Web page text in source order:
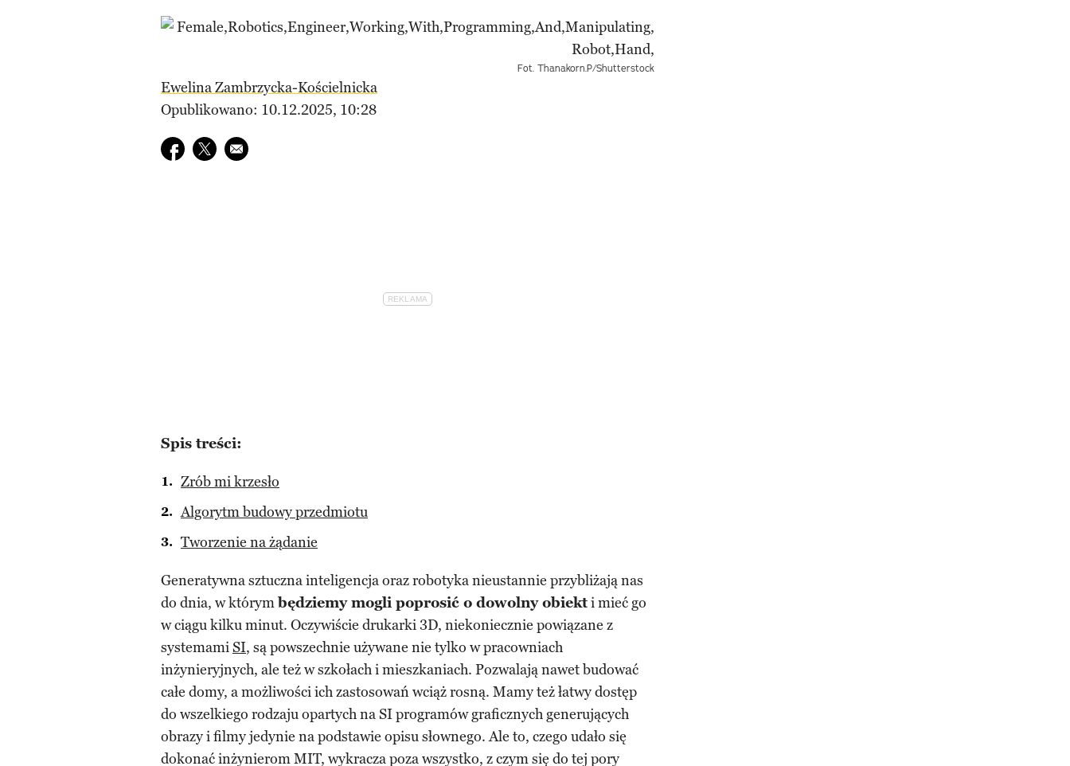
Fot. Thanakorn.P/Shutterstock
Ewelina Zambrzycka-Kościelnicka
Opublikowano: 10.12.2025, 10:28
Udostępnij na facebook
Udostępnij na twitter
E-mail do przyjaciela
Spis treści:
Zrób mi krzesło
Algorytm budowy przedmiotu
Tworzenie na żądanie
Generatywna sztuczna inteligencja oraz robotyka nieustannie przybliżają nas
do dnia, w którymbędziemy mogli poprosić o dowolny obiekti mieć go
w ciągu kilku minut. Oczywiście drukarki 3D, niekoniecznie powiązane z
systemamiSI, są powszechnie używane nie tylko w pracowniach
inżynieryjnych, ale też w szkołach i mieszkaniach. Pozwalają nawet budować
całe domy, a możliwości ich zastosowań wciąż rosną. Mamy też łatwy dostęp
do wszelkiego rodzaju opartych na SI programów graficznych generujących
obrazy i filmy jedynie na podstawie opisu słownego. Ale to, czego udało się
dokonać inżynierom MIT, wykracza poza wszystko, z czym się do tej pory